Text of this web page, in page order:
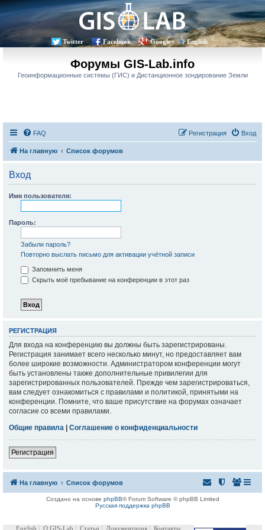
Twitter Facebook Google+ English
Форумы GIS-Lab.info
Геоинформационные системы (ГИС) и Дистанционное зондирование Земли
FAQ Вход
Регистрация
На главную Список форумов
Вход
Имя пользователя:
Пароль:
Забыли пароль?
Повторно выслать письмо для активации учётной записи
Запомнить меня
Скрыть моё пребывание на конференции в этот раз
РЕГИСТРАЦИЯ
Для входа на конференцию вы должны быть зарегистрированы.
Регистрация занимает всего несколько минут, но предоставляет вам
более широкие возможности. Администратором конференции могут
быть установлены также дополнительные привилегии для
зарегистрированных пользователей. Прежде чем зарегистрироваться,
вам следует ознакомиться с правилами и политикой, принятыми на
конференции. Помните, что ваше присутствие на форумах означает
согласие со всеми правилами.
Общие правила | Соглашение о конфиденциальности
Регистрация
На главную Список форумов
Создано на основе phpBB® Forum Software © phpBB Limited
Русская поддержка phpBB
English О GIS-Lab Статьи Документация Контакты